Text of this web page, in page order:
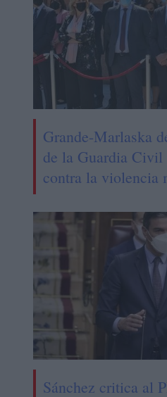
Grande-Marlaska
de la Guardia Civil
contra la violencia
Sánchez critica al